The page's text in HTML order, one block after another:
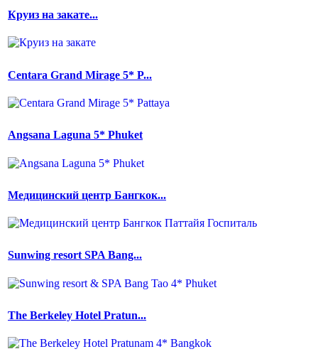
Круиз на закате...
Centara Grand Mirage 5* P...
Angsana Laguna 5* Phuket
Медицинский центр Бангкок...
Sunwing resort SPA Bang...
The Berkeley Hotel Pratun...